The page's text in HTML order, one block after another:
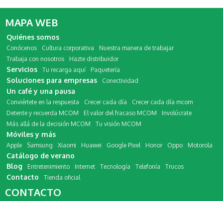
MAPA WEB
Quiénes somos
Conócenos Cultura corporativa
Nuestra manera de trabajar
Trabaja con nosotros
Hazte distribuidor
Servicios Tu recarga aquí Paquetería
Soluciones para empresas Conectividad
Un café y una pausa
Conviértete en la respuesta Crecer cada día
Crecer cada día mcom
Detente y recuerda MCOM
El valor del fracaso MCOM
Involúcrate
Más allá de la decisión MCOM
Tu visión MCOM
Móviles y más
Apple Samsung Xiaomi Huawei Google Pixel Honor Oppo Motorola
Catálogo de verano
Blog
Entretenimiento Internet Tecnología Telefonía Trucos
Contacto Tienda oficial
CONTACTO